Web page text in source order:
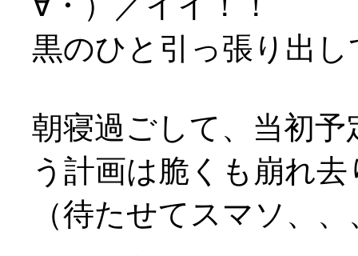
黒のひと引っ張り出
朝寝過ごして、当初
う計画は脆くも崩れ
（待たせてスマソ、